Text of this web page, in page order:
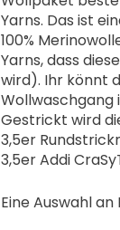
Yarns. Das ist
100%
Yarns, dass
wird). Ihr könnt
Wollwaschgang
Gestrickt wird
3,5er
3,5er Addi
Eine Auswahl